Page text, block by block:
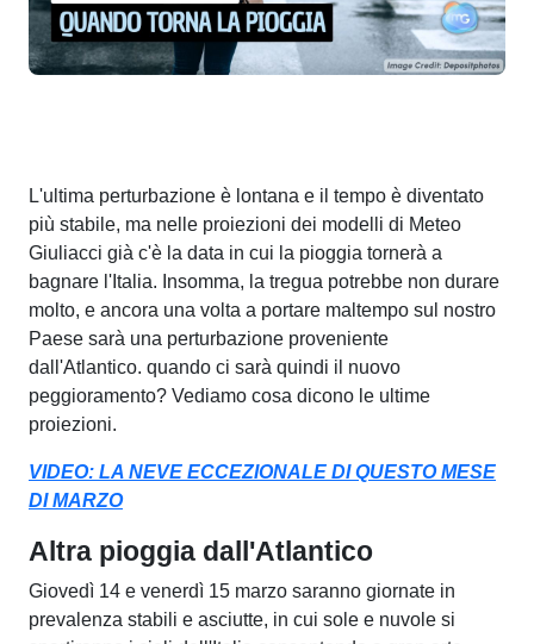
L'ultima perturbazione è lontana e il tempo è diventato
più stabile, ma nelle proiezioni dei modelli di Meteo
Giuliacci già c'è la data in cui la pioggia tornerà a
bagnare l'Italia. Insomma, la tregua potrebbe non durare
molto, e ancora una volta a portare maltempo sul nostro
Paese sarà una perturbazione proveniente
dall'Atlantico. quando ci sarà quindi il nuovo
peggioramento? Vediamo cosa dicono le ultime
proiezioni.
VIDEO: LA NEVE ECCEZIONALE DI QUESTO MESE
DI MARZO
Altra pioggia dall'Atlantico
Giovedì 14 e venerdì 15 marzo saranno giornate in
prevalenza stabili e asciutte, in cui sole e nuvole si